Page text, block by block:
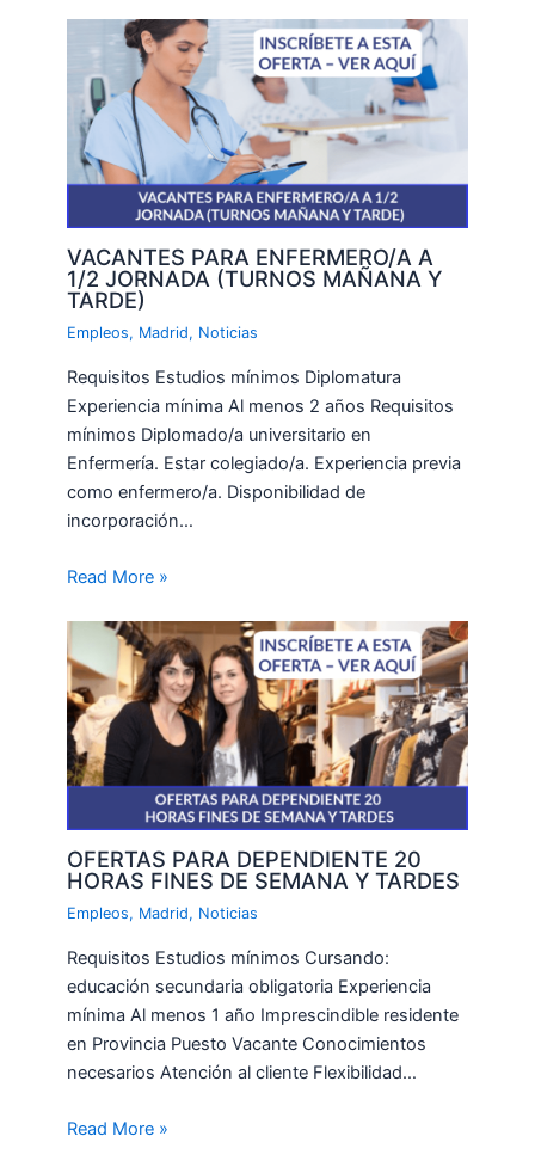
VACANTES PARA ENFERMERO/A A
1/2 JORNADA (TURNOS MAÑANA Y
TARDE)
Empleos, Madrid, Noticias
Requisitos Estudios mínimos Diplomatura
Experiencia mínima Al menos 2 años Requisitos
mínimos Diplomado/a universitario en
Enfermería. Estar colegiado/a. Experiencia previa
como enfermero/a. Disponibilidad de
incorporación…
Read More »
OFERTAS PARA DEPENDIENTE 20
HORAS FINES DE SEMANA Y TARDES
Empleos, Madrid, Noticias
Requisitos Estudios mínimos Cursando:
educación secundaria obligatoria Experiencia
mínima Al menos 1 año Imprescindible residente
en Provincia Puesto Vacante Conocimientos
necesarios Atención al cliente Flexibilidad…
Read More »